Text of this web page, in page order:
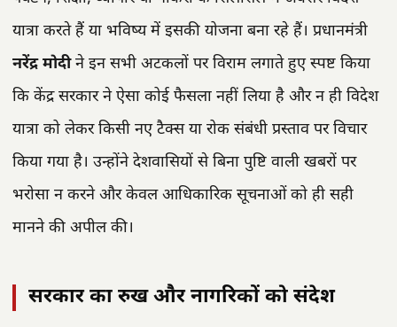
यात्रा करते हैं या भविष्य में इसकी योजना बना रहे हैं। प्रधानमंत्री
नरेंद्र मोदीने इन सभी अटकलों पर विराम लगाते हुए स्पष्ट किया
कि केंद्र सरकार ने ऐसा कोई फैसला नहीं लिया है और न ही विदेश
यात्रा को लेकर किसी नए टैक्स या रोक संबंधी प्रस्ताव पर विचार
किया गया है। उन्होंने देशवासियों से बिना पुष्टि वाली खबरों पर
भरोसा न करने और केवल आधिकारिक सूचनाओं को ही सही
मानने की अपील की।
सरकार का रुख और नागरिकों को संदेश